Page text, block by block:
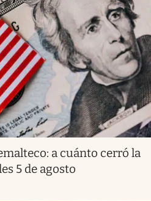
a cuánto cerró la
5 de agosto